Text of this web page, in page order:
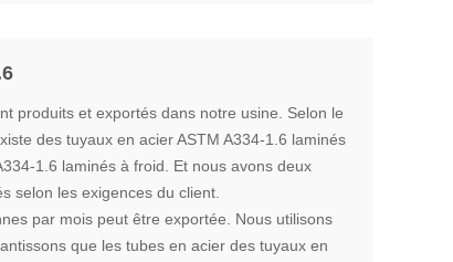
produits et exportés dans notre usine. Selon le
des tuyaux en acier ASTM A334-1.6 laminés
1.6 laminés à froid. Et nous avons deux
selon les exigences du client.
par mois peut être exportée. Nous utilisons
que les tubes en acier des tuyaux en